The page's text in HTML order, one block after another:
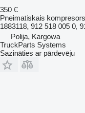
350 €
Pneimatiskais kompresors
1883118, 912 518 005 0,
Polija, Kargowa
TruckParts Systems
Sazināties ar pārdevēju